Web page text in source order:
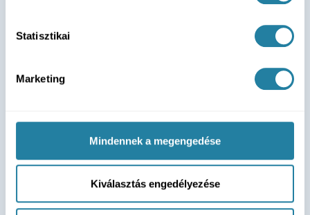
Statisztikai
Marketing
Mindennek a megengedése
Kiválasztás engedélyezése